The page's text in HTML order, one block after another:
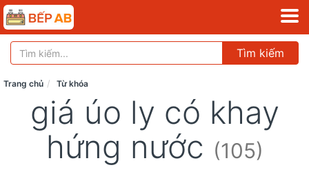
Tìm kiếm
Trang chủ Từ khóa
giá úo ly có khay
hứng nước (105)